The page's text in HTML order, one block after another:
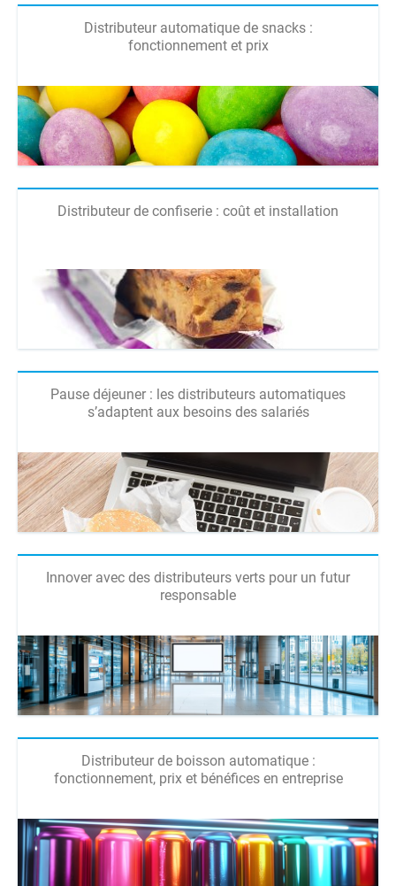
Distributeur automatique de snacks :
fonctionnement et prix
Distributeur de confiserie : coût et installation
Pause déjeuner : les distributeurs automatiques
s’adaptent aux besoins des salariés
Innover avec des distributeurs verts pour un futur
responsable
Distributeur de boisson automatique :
fonctionnement, prix et bénéfices en entreprise